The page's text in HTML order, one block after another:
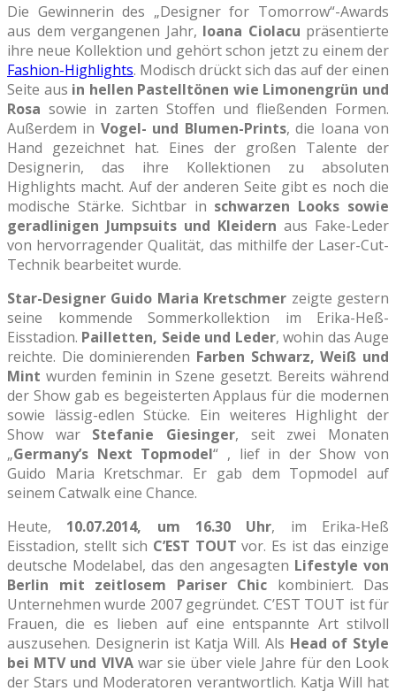
Die Gewinnerin des „Designer for Tomorrow“-Awards
aus dem vergangenen Jahr, Ioana Ciolacu präsentierte
ihre neue Kollektion und gehört schon jetzt zu einem der
Fashion-Highlights. Modisch drückt sich das auf der einen
Seite aus in hellen Pastelltönen wie Limonengrün und
Rosa sowie in zarten Stoffen und fließenden Formen.
Außerdem in Vogel- und Blumen-Prints, die Ioana von
Hand gezeichnet hat. Eines der großen Talente der
Designerin, das ihre Kollektionen zu absoluten
Highlights macht. Auf der anderen Seite gibt es noch die
modische Stärke. Sichtbar in schwarzen Looks sowie
geradlinigen Jumpsuits und Kleidern aus Fake-Leder
von hervorragender Qualität, das mithilfe der Laser-Cut-
Technik bearbeitet wurde.
Star-Designer Guido Maria Kretschmer zeigte gestern
seine kommende Sommerkollektion im Erika-Heß-
Eisstadion. Pailletten, Seide und Leder, wohin das Auge
reichte. Die dominierenden Farben Schwarz, Weiß und
Mint wurden feminin in Szene gesetzt. Bereits während
der Show gab es begeisterten Applaus für die modernen
sowie lässig-edlen Stücke. Ein weiteres Highlight der
Show war Stefanie Giesinger, seit zwei Monaten
„Germany’s Next Topmodel“ , lief in der Show von
Guido Maria Kretschmar. Er gab dem Topmodel auf
seinem Catwalk eine Chance.
Heute, 10.07.2014, um 16.30 Uhr, im Erika-Heß
Eisstadion, stellt sich C’EST TOUT vor. Es ist das einzige
deutsche Modelabel, das den angesagten Lifestyle von
Berlin mit zeitlosem Pariser Chic kombiniert. Das
Unternehmen wurde 2007 gegründet. C’EST TOUT ist für
Frauen, die es lieben auf eine entspannte Art stilvoll
auszusehen. Designerin ist Katja Will. Als Head of Style
bei MTV und VIVAwar sie über viele Jahre für den Look
der Stars und Moderatoren verantwortlich. Katja Will hat